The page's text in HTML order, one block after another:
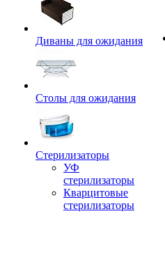
Диваны для ожидания
Столы для ожидания
Стерилизаторы
УФ
стерилизаторы
Кварцитовые
стерилизаторы